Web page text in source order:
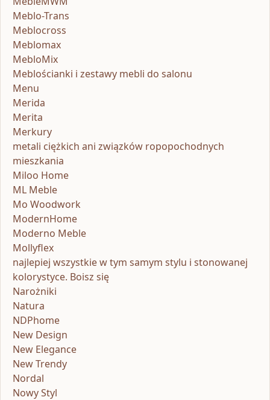
Meblo-Trans
Meblocross
Meblomax
MebloMix
Meblościanki i zestawy mebli do salonu
Menu
Merida
Merita
Merkury
metali ciężkich ani związków ropopochodnych
mieszkania
Miloo Home
ML Meble
Mo Woodwork
ModernHome
Moderno Meble
Mollyflex
najlepiej wszystkie w tym samym stylu i stonowanej
kolorystyce. Boisz się
Narożniki
Natura
NDPhome
New Design
New Elegance
New Trendy
Nordal
Nowy Styl